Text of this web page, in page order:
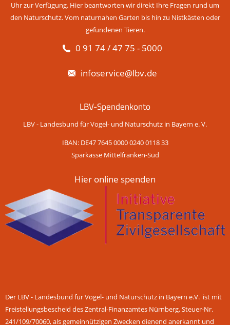
Uhr zur Verfügung. Hier beantworten wir direkt Ihre Fragen rund um
den Naturschutz. Vom naturnahen Garten bis hin zu Nistkästen oder
gefundenen Tieren.
0 91 74 / 47 75 - 5000
infoservice@lbv.de
LBV-Spendenkonto
LBV - Landesbund für Vogel- und Naturschutz in Bayern e. V.
IBAN: DE47 7645 0000 0240 0118 33
Sparkasse Mittelfranken-Süd
Hier online spenden
Der LBV - Landesbund für Vogel- und Naturschutz in Bayern e.V. ist mit
Freistellungsbescheid des Zentral-Finanzamtes Nürnberg, Steuer-Nr.
241/109/70060, als gemeinnützigen Zwecken dienend anerkannt und